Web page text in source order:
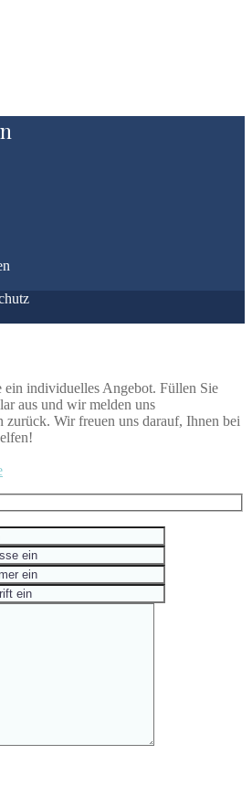
ein individuelles Angebot. Füllen Sie
aus und wir melden uns
zurück. Wir freuen uns darauf, Ihnen bei